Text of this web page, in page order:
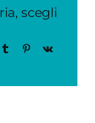
scegli
TumblrPinterest
Vk